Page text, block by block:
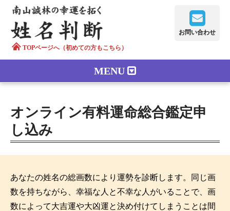
TOPページへ（初めての方もこちら）
お問い合わせ
MENU
正しい字画
漢字の語源
オンライン有料運命総合鑑定申
し込み
あなたの姓名の総画数により運勢を診断します。同じ画
数を持ちながら、幸福な人と不幸な人がいることで、画
数によって大吉運や大凶運と決め付けてしまうことは間